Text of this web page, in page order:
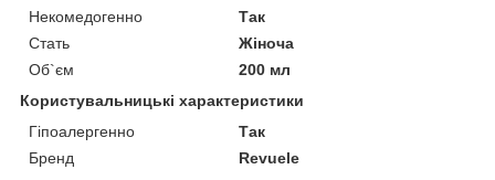
Некомедогенно
Так
Стать
Жіноча
Об`єм
200 мл
Користувальницькі характеристики
Гіпоалергенно
Так
Бренд
Revuele